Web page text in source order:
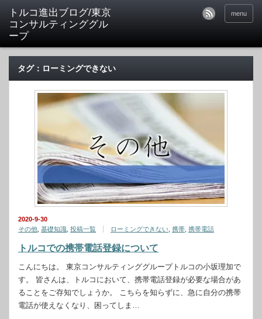
トルコ進出ブログ/東京
コンサルティンググル
ープ
menu
タグ：ローミングできない
2020-9-30
その他 基礎知識 投稿一覧 ローミングできない 携帯 携帯電話
トルコでの携帯電話登録について
こんにちは。 東京コンサルティンググループトルコの小坂理加で
す。 皆さんは、トルコにおいて、携帯電話登録が必要な場合があ
ることをご存知でしょうか。 こちらを知らずに、急に自分の携帯
電話が使えなくなり、困ってしま…